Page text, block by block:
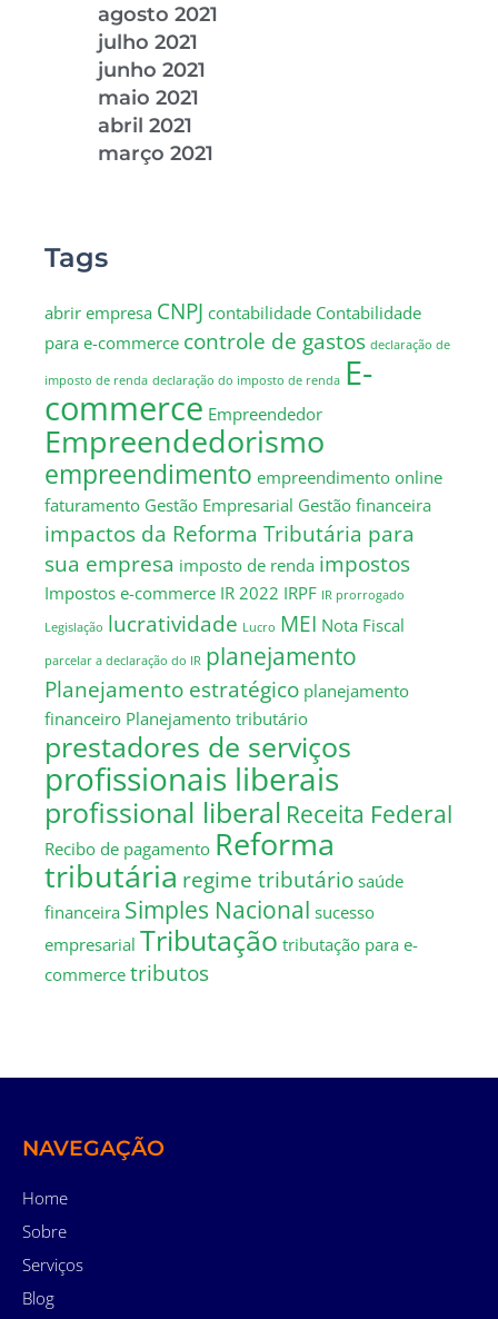
agosto 2021
julho 2021
junho 2021
maio 2021
abril 2021
março 2021
Tags
abrir empresa CNPJ contabilidade Contabilidade
para e-commerce controle de gastos declaração de
imposto de renda declaração do imposto de renda E-
commerce Empreendedor
Empreendedorismo
empreendimento empreendimento online
faturamento Gestão Empresarial Gestão financeira
impactos da Reforma Tributária para
sua empresa imposto de renda impostos
Impostos e-commerce IR 2022 IRPF IR prorrogado
Legislação lucratividade Lucro MEI Nota Fiscal
parcelar a declaração do IR planejamento
Planejamento estratégico planejamento
financeiro Planejamento tributário
prestadores de serviços
profissionais liberais
profissional liberal Receita Federal
Recibo de pagamento Reforma
tributária regime tributáriosaúde
financeira Simples Nacional sucesso
empresarial Tributação tributação para e-
commercetributos
NAVEGAÇÃO
Home
Sobre
Serviços
Blog